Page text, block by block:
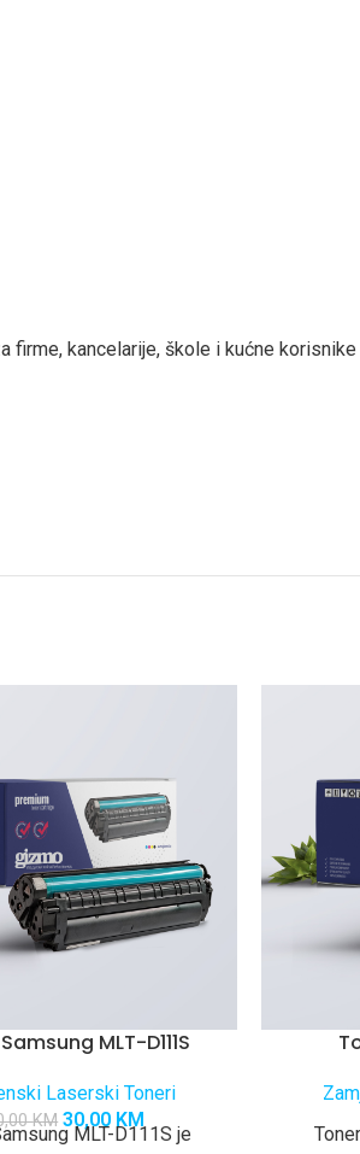
kancelarije, škole i kućne
MLT-D111S
Laserski Toneri
KM 30,00 KM
MLT-D111S je